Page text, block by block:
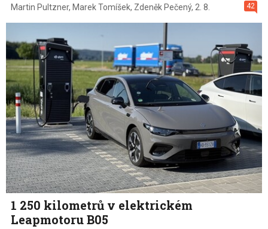
42
Martin Pultzner, Marek Tomíšek, Zdeněk Pečený, 2. 8.
1 250 kilometrů v elektrickém
Leapmotoru B05